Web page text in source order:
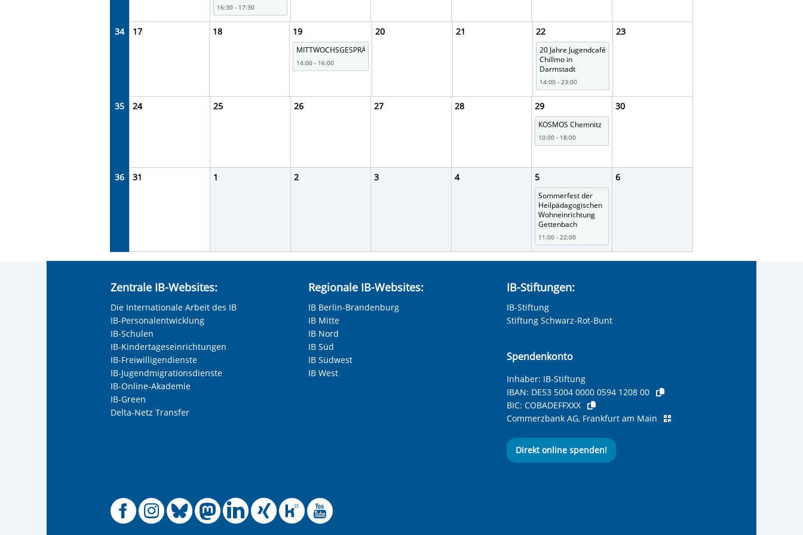
16:30 - 17:30
34 17 18 19
MITTWOCHSGESPRÄCHE
14:00 - 16:00
20 21 22
20 Jahre Jugendcafé
Chillmo in
Darmstadt
14:00 - 23:00
23
35 24 25 26 27 28 29
KOSMOS Chemnitz
10:00 - 18:00
30
36 31 1 2 3 4 5
Sommerfest der
Heilpädagogischen
Wohneinrichtung
Gettenbach
11:00 - 22:00
6
Zentrale IB-Websites:
Die Internationale Arbeit des IB
IB-Personalentwicklung
IB-Schulen
IB-Kindertageseinrichtungen
IB-Freiwilligendienste
IB-Jugendmigrationsdienste
IB-Online-Akademie
IB-Green
Delta-Netz Transfer
Regionale IB-Websites:
IB Berlin-Brandenburg
IB Mitte
IB Nord
IB Süd
IB Südwest
IB West
IB-Stiftungen:
IB-Stiftung
Stiftung Schwarz-Rot-Bunt
Spendenkonto
Inhaber: IB-Stiftung
IBAN: DE53 5004 0000 0594 1208 00
BIC: COBADEFFXXX
Commerzbank AG, Frankfurt am Main
Direkt online spenden!
Offizielle Facebook-Seite des Internationalen Bund
Offizielle Instagram-Seite des Internationalen Bund
Offizielle BlueSky-Seite des Internationalen Bund
Offizielle Mastodon-Seite des Internationalen
Offizielle LinkedIn-Seite des Internationalen
Offizielle Xing-Seite des Internationalen
Offizielle Kununu-Seite des